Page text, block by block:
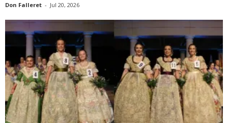
Don Falleret - Jul 20, 2026